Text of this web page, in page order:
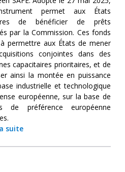
permet aux États
de bénéficier de prêts
par la Commission. Ces fonds
permettre aux États de mener
conjointes dans des
capacitaires prioritaires, et de
ainsi la montée en puissance
industrielle et technologique
européenne, sur la base de
de préférence européenne
suite